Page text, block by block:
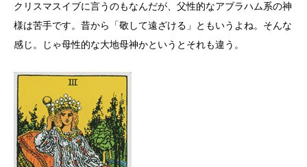
クリスマスイブに言うのもなんだが、父性的なアブラハム系の神
様は苦手です。昔から「敬して遠ざける」ともいうよね。そんな
感じ。じゃ母性的な大地母神かというとそれも違う。